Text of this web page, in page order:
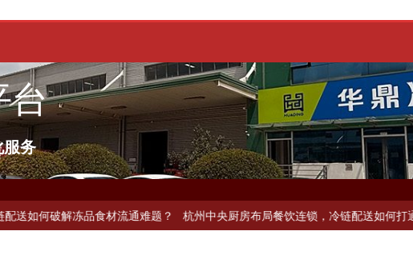
台
务
品食材流通难题？ 杭州中央厨房布局餐饮连锁，冷链配送如何打通关键一环 北